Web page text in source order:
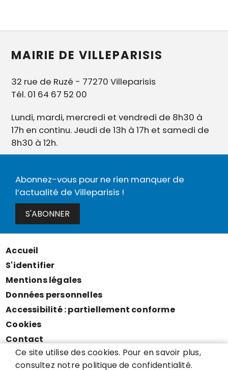
MAIRIE DE VILLEPARISIS
32 rue de Ruzé - 77270 Villeparisis
Tél. 01 64 67 52 00
Lundi, mardi, mercredi et vendredi de 8h30 à
17h en continu. Jeudi de 13h à 17h et samedi de
8h30 à 12h.
Abonnez-vous pour ne rien manquer de
l’actualité de Villeparisis !
S'ABONNER
Menu
Pied
de
page
Accueil
S'identifier
Mentions légales
Données personnelles
Accessibilité : partiellement conforme
Cookies
Contact
Presse
Ce site utilise des cookies. Pour en savoir plus,
consultez notre politique de confidentialité.